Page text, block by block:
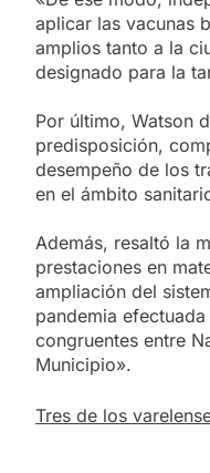
aplicar las vacunas
amplios tanto a la
designado para la
Por último, Watson
predisposición,
desempeño de los
en el ámbito
Además, resaltó la
prestaciones en
ampliación del
pandemia
congruentes entre
Municipio».
Tres de los